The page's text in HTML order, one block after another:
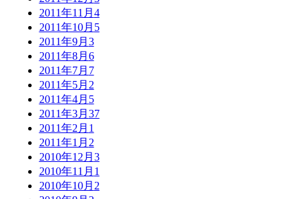
2011年11月 4
2011年10月 5
2011年9月 3
2011年8月 6
2011年7月 7
2011年5月 2
2011年4月 5
2011年3月 37
2011年2月 1
2011年1月 2
2010年12月 3
2010年11月 1
2010年10月 2